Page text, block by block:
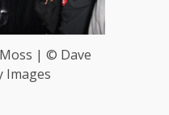
Moss | © Dave
Images